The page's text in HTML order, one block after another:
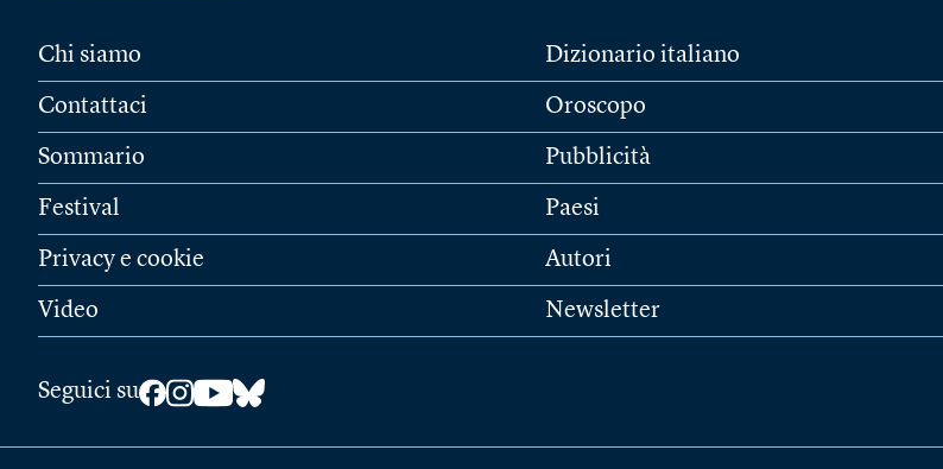
Chi siamo
Contattaci
Sommario
Festival
Privacy e cookie
Video
Dizionario italiano
Oroscopo
Pubblicità
Paesi
Autori
Newsletter
Seguici su